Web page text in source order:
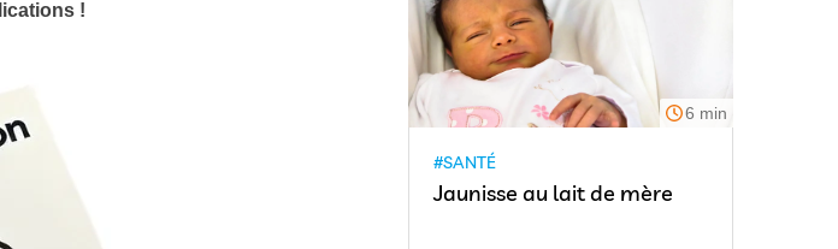
!
6 min
#SANTÉ
Jaunisse au lait de mère